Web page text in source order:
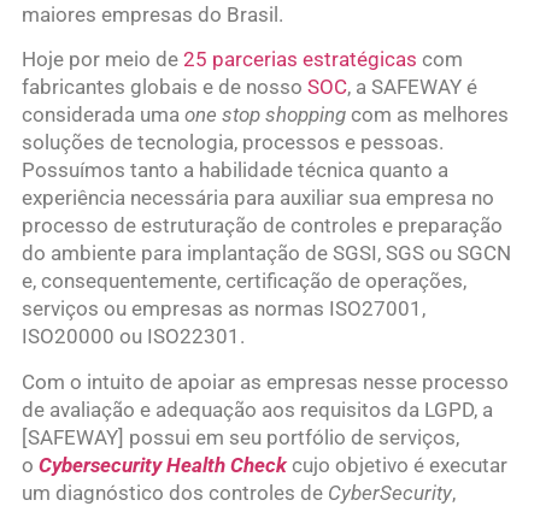
maiores empresas do Brasil.
Hoje por meio de 25 parcerias estratégicas com
fabricantes globais e de nosso SOC, a SAFEWAY é
considerada uma one stop shoppingcom as melhores
soluções de tecnologia, processos e pessoas.
Possuímos tanto a habilidade técnica quanto a
experiência necessária para auxiliar sua empresa no
processo de estruturação de controles e preparação
do ambiente para implantação de SGSI, SGS ou SGCN
e, consequentemente, certificação de operações,
serviços ou empresas as normas ISO27001,
ISO20000 ou ISO22301.
Com o intuito de apoiar as empresas nesse processo
de avaliação e adequação aos requisitos da LGPD, a
[SAFEWAY] possui em seu portfólio de serviços,
o Cybersecurity Health Check cujo objetivo é executar
um diagnóstico dos controles de CyberSecurity,